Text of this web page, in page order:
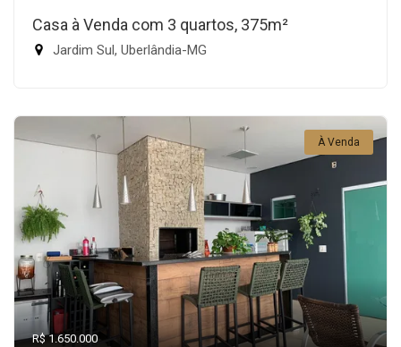
Casa à Venda com 3 quartos, 375m²
Jardim Sul, Uberlândia-MG
À Venda
R$ 1.650.000